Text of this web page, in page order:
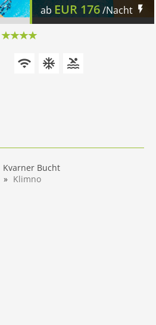
abEUR176/Nacht
Kvarner Bucht
Klimno